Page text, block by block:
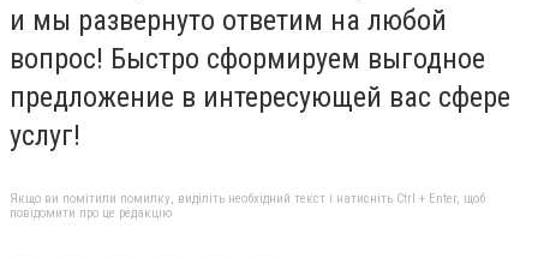
и мы развернуто ответим на любой
вопрос! Быстро сформируем выгодное
предложение в интересующей вас сфере
услуг!
Якщо ви помітили помилку, виділіть необхідний текст і натисніть Ctrl + Enter, щоб
повідомити про це редакцію